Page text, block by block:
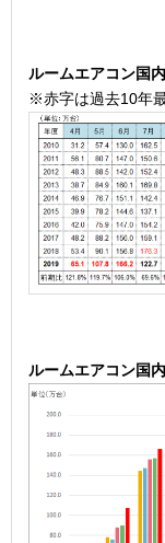
ルームエアコン国
※赤字は過去10年
ルームエアコン国